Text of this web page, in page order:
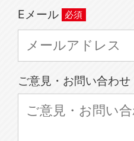
Eメール
ご意見・お問い合わせ